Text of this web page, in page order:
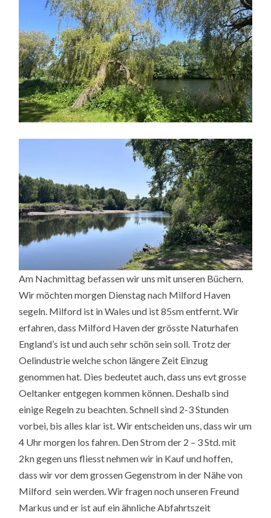
Am Nachmittag befassen wir uns mit unseren Büchern.
Wir möchten morgen Dienstag nach Milford Haven
segeln. Milford ist in Wales und ist 85sm entfernt. Wir
erfahren, dass Milford Haven der grösste Naturhafen
England’s ist und auch sehr schön sein soll. Trotz der
Oelindustrie welche schon längere Zeit Einzug
genommen hat. Dies bedeutet auch, dass uns evt grosse
Oeltanker entgegen kommen können. Deshalb sind
einige Regeln zu beachten. Schnell sind 2-3 Stunden
vorbei, bis alles klar ist. Wir entscheiden uns, dass wir um
4 Uhr morgen los fahren. Den Strom der 2 – 3 Std. mit
2kn gegen uns fliesst nehmen wir in Kauf und hoffen,
dass wir vor dem grossen Gegenstrom in der Nähe von
Milford sein werden. Wir fragen noch unseren Freund
Markus und er ist auf ein ähnliche Abfahrtszeit